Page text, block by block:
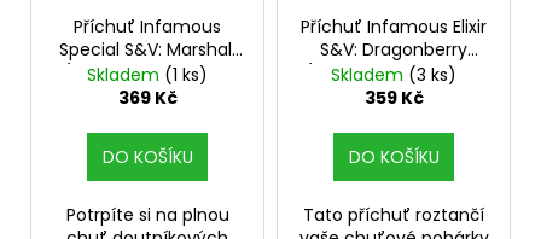
Příchuť Infamous
Special S&V: Marshall
(Doutníkový tabák s
oříškem) objem 10ml
Kolek R
Skladem (1 ks)
369 Kč
DO KOŠÍKU
Potrpíte si na plnou
Příchuť Infamous Elixir
S&V: Dragonberry
(Jahody, dračí ovoce
a pudink) objem 10ml
Kolek R
Skladem (3 ks)
359 Kč
DO KOŠÍKU
Tato příchuť roztančí